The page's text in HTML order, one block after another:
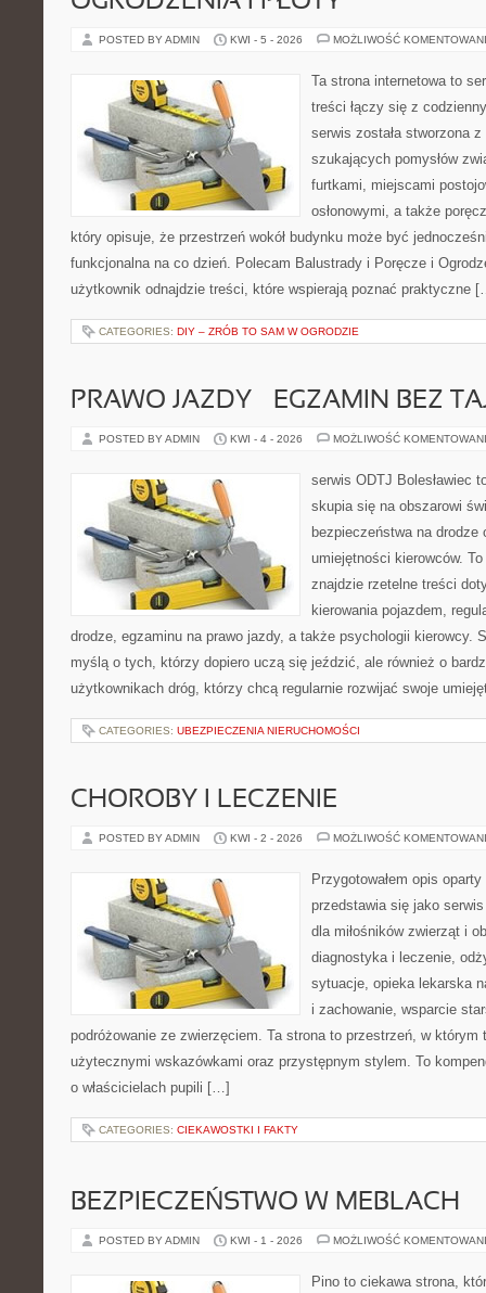
POSTED BY ADMIN KWI - 5 - 2026 MOŻLIWOŚĆ
Ta strona internetowa to
treści łączy się z
serwis została stworzona
szukających pomysłów
furtkami, miejscami
osłonowymi, a także
który opisuje, że przestrzeń wokół budynku może być
funkcjonalna na co dzień. Polecam Balustrady i Poręcze i
użytkownik odnajdzie treści, które wspierają poznać praktyczne
CATEGORIES: DIY – ZRÓB TO SAM W OGRODZIE
PRAWO JAZDY – EGZAMIN BEZ
POSTED BY ADMIN KWI - 4 - 2026 MOŻLIWOŚĆ
serwis ODTJ Bolesławiec
skupia się na obszarowi
bezpieczeństwa na drodze
umiejętności kierowców.
znajdzie rzetelne treści
kierowania pojazdem,
drodze, egzaminu na prawo jazdy, a także psychologii kierowcy.
myślą o tych, którzy dopiero uczą się jeździć, ale również o
użytkownikach dróg, którzy chcą regularnie rozwijać swoje
CATEGORIES: UBEZPIECZENIA NIERUCHOMOŚCI
CHOROBY I LECZENIE
POSTED BY ADMIN KWI - 2 - 2026 MOŻLIWOŚĆ
Przygotowałem opis
przedstawia się jako
dla miłośników zwierząt i
diagnostyka i leczenie,
sytuacje, opieka lekarska
i zachowanie, wsparcie
podróżowanie ze zwierzęciem. Ta strona to przestrzeń, w
użytecznymi wskazówkami oraz przystępnym stylem. To
o właścicielach pupili […]
CATEGORIES: CIEKAWOSTKI I FAKTY
BEZPIECZEŃSTWO W MEBLACH
POSTED BY ADMIN KWI - 1 - 2026 MOŻLIWOŚĆ
Pino to ciekawa strona,